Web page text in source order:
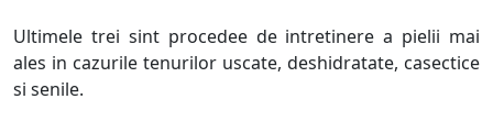
Ultimele trei sint procedee de intretinere a pielii mai
ales in cazurile tenurilor uscate, deshidratate, casectice
si senile.